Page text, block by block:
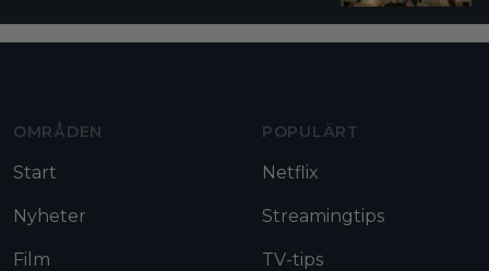
OMRÅDEN
Start
Nyheter
Film
POPULÄRT
Netflix
Streamingtips
TV-tips